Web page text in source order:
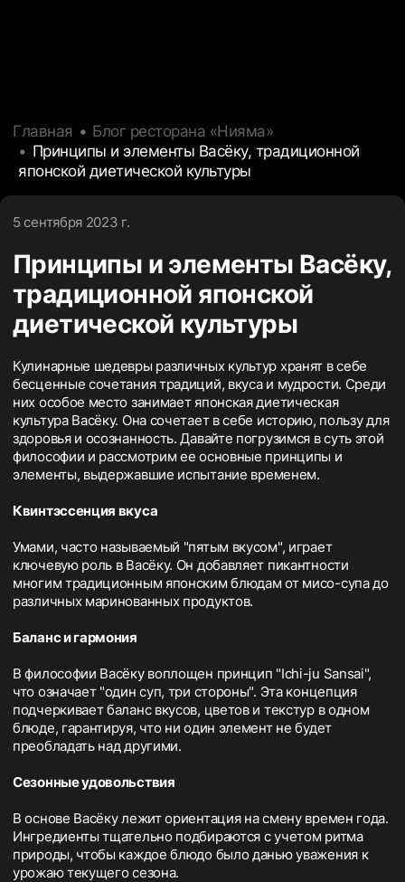
Главная
Блог ресторана «Нияма»
Принципы и элементы Васёку, традиционной
японской диетической культуры
5 сентября 2023 г.
Принципы и элементы Васёку,
традиционной японской
диетической культуры
Кулинарные шедевры различных культур хранят в себе
бесценные сочетания традиций, вкуса и мудрости. Среди
них особое место занимает японская диетическая
культура Васёку. Она сочетает в себе историю, пользу для
здоровья и осознанность. Давайте погрузимся в суть этой
философии и рассмотрим ее основные принципы и
элементы, выдержавшие испытание временем.
Квинтэссенция вкуса
Умами, часто называемый "пятым вкусом", играет
ключевую роль в Васёку. Он добавляет пикантности
многим традиционным японским блюдам от мисо-супа до
различных маринованных продуктов.
Баланс и гармония
В философии Васёку воплощен принцип "Ichi-ju Sansai",
что означает "один суп, три стороны". Эта концепция
подчеркивает баланс вкусов, цветов и текстур в одном
блюде, гарантируя, что ни один элемент не будет
преобладать над другими.
Сезонные удовольствия
В основе Васёку лежит ориентация на смену времен года.
Ингредиенты тщательно подбираются с учетом ритма
природы, чтобы каждое блюдо было данью уважения к
урожаю текущего сезона.